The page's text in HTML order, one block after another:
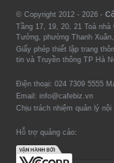
© Copyright 2012 - 2026 -
Tầng 17, 19, 20, 21 Toà
Tưởng, phường Thanh
Giấy phép thiết lập trang
tin và Truyền thông TP Hà
Điện thoại: 024 7309 5555
Email: info@cafebiz.vn
Chịu trách nhiệm quản lý
Hỗ trợ quảng cáo: